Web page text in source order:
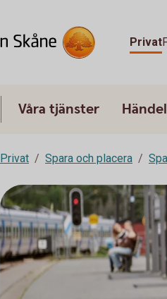
Privat
Våra tjänster
Privat Spara och placera